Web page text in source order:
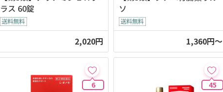
ラス 60錠
2,020円
ソ
1,360円～
6 45